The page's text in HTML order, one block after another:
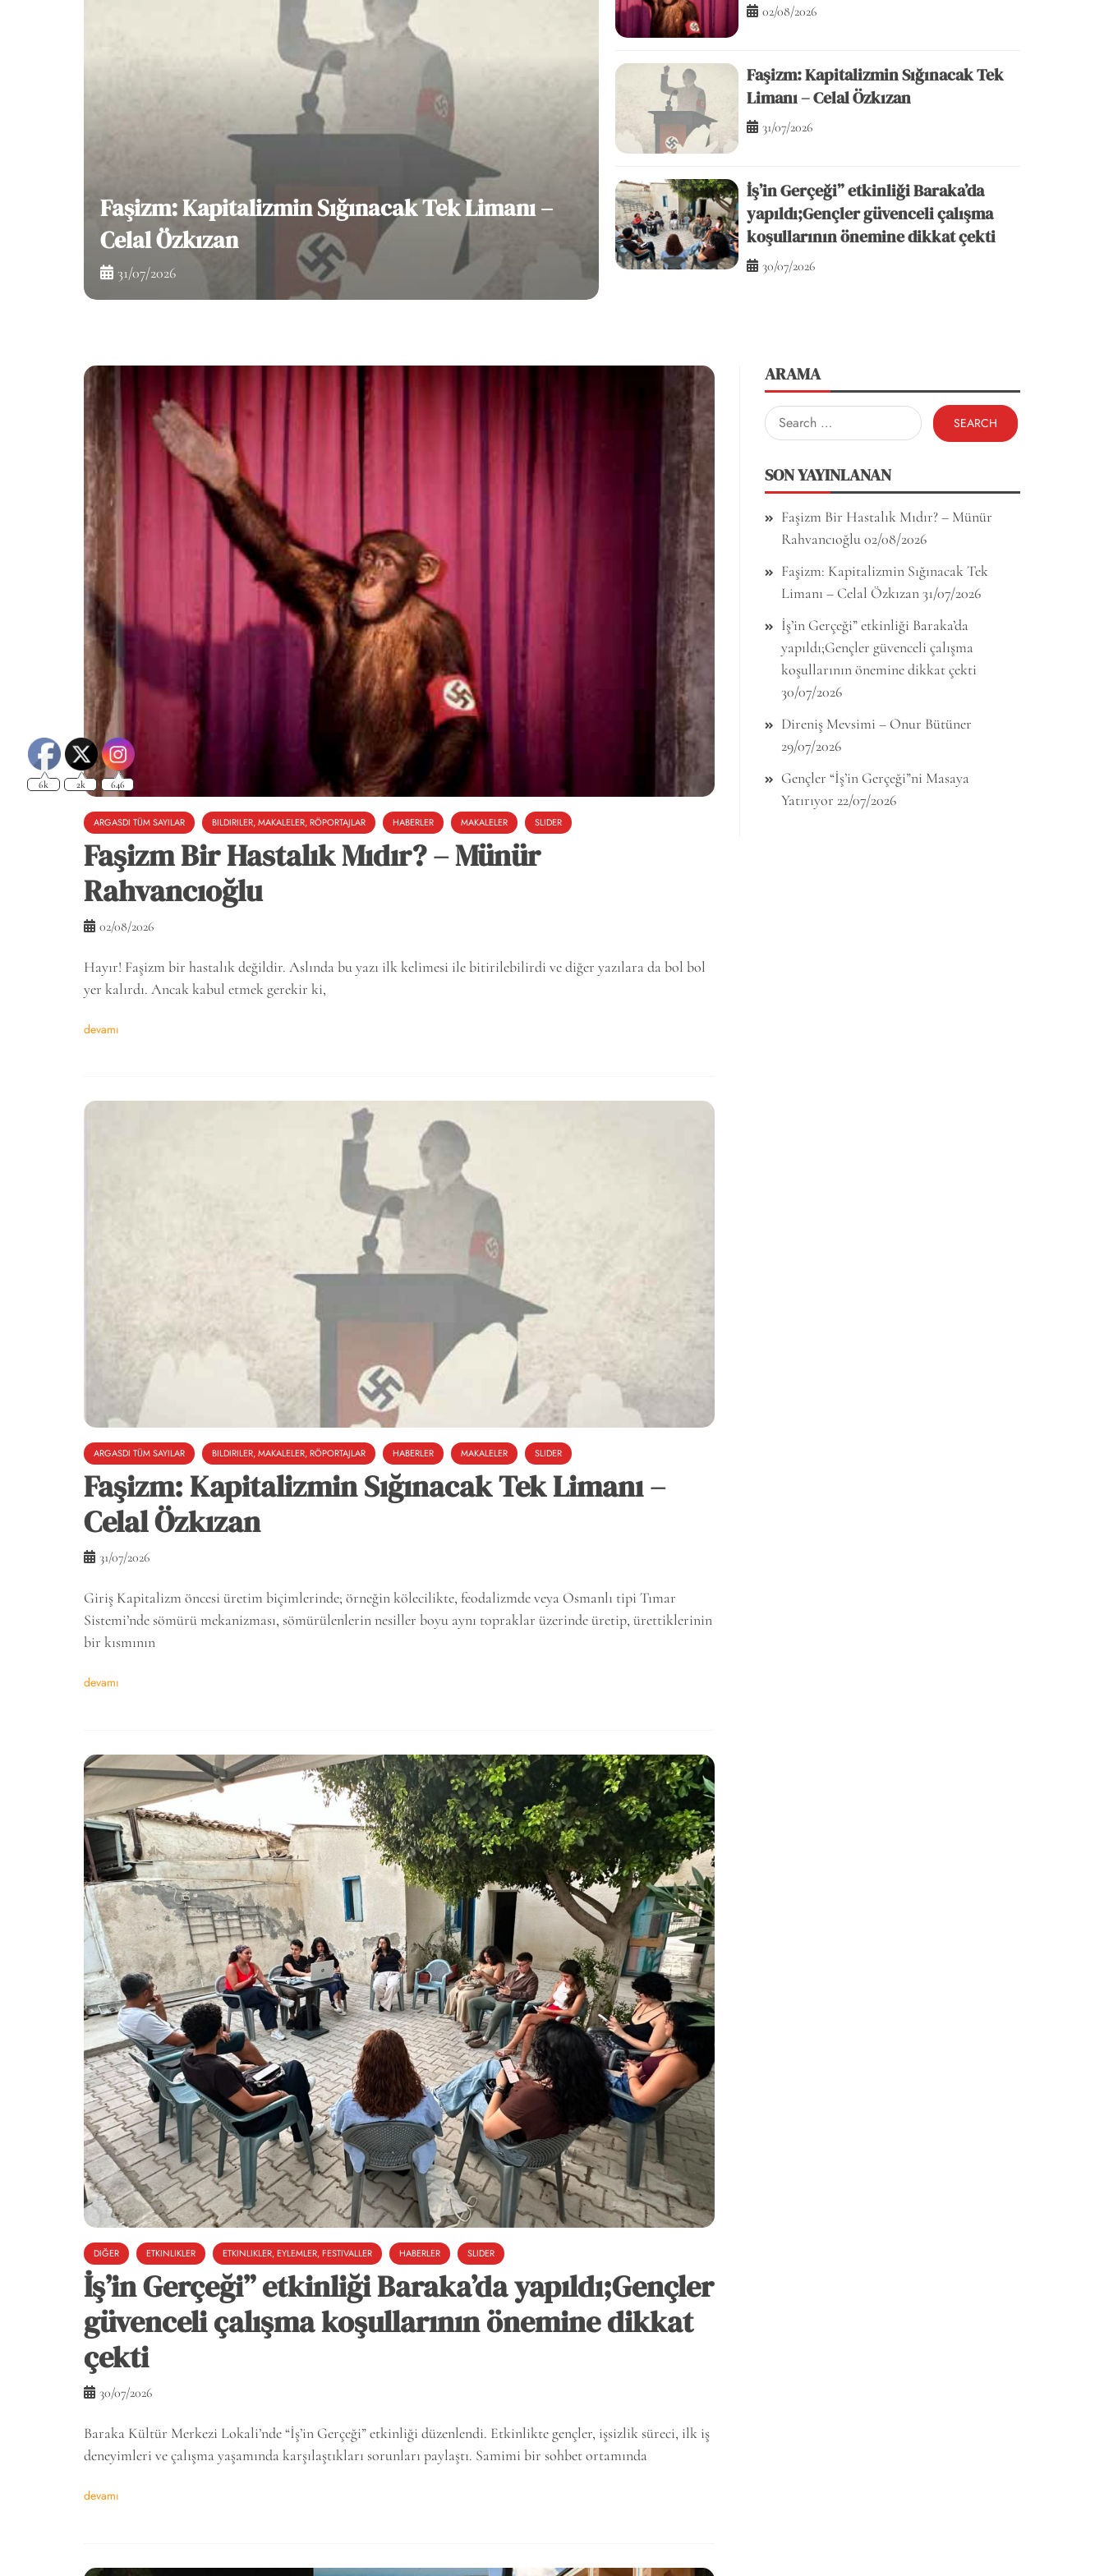
Tek Limanı –
İş’in Gerçeği” etkinliği Baraka’da
yapıldı;Gençler güvenceli çalışma koşullarının
önemine dikkat çekti
30/07/2026
Direniş Mevsimi – Onur
02/08/2026
Faşizm: Kapitalizmin Sığınacak Tek
Limanı – Celal Özkızan
31/07/2026
İş’in Gerçeği” etkinliği Baraka’da
yapıldı;Gençler güvenceli çalışma
koşullarının önemine dikkat çekti
30/07/2026
ARGASDI TÜM SAYILAR BILDIRILER, MAKALELER, RÖPORTAJLAR HABERLER MAKALELER SLIDER
Faşizm Bir Hastalık Mıdır? – Münür
Rahvancıoğlu
02/08/2026
Hayır! Faşizm bir hastalık değildir. Aslında bu yazı ilk kelimesi ile bitirilebilirdi ve diğer yazılara da bol bol
yer kalırdı. Ancak kabul etmek gerekir ki,
devamı
ARGASDI TÜM SAYILAR BILDIRILER, MAKALELER, RÖPORTAJLAR HABERLER MAKALELER SLIDER
Faşizm: Kapitalizmin Sığınacak Tek Limanı –
Celal Özkızan
31/07/2026
Giriş Kapitalizm öncesi üretim biçimlerinde; örneğin kölecilikte, feodalizmde veya Osmanlı tipi Tımar
Sistemi’nde sömürü mekanizması, sömürülenlerin nesiller boyu aynı topraklar üzerinde üretip, ürettiklerinin
bir kısmının
devamı
DIĞER ETKINLIKLER ETKINLIKLER, EYLEMLER, FESTIVALLER HABERLER SLIDER
İş’in Gerçeği” etkinliği Baraka’da yapıldı;Gençler
güvenceli çalışma koşullarının önemine dikkat
çekti
30/07/2026
Baraka Kültür Merkezi Lokali’nde “İş’in Gerçeği” etkinliği düzenlendi. Etkinlikte gençler, işsizlik süreci, ilk iş
deneyimleri ve çalışma yaşamında karşılaştıkları sorunları paylaştı. Samimi bir sohbet ortamında
devamı
ARAMA
Search
for:
SON YAYINLANAN
Faşizm Bir Hastalık Mıdır? – Münür
Rahvancıoğlu02/08/2026
Faşizm: Kapitalizmin Sığınacak Tek
Limanı – Celal Özkızan31/07/2026
İş’in Gerçeği” etkinliği Baraka’da
yapıldı;Gençler güvenceli çalışma
koşullarının önemine dikkat çekti
30/07/2026
Direniş Mevsimi – Onur Bütüner
29/07/2026
Gençler “İş’in Gerçeği”ni Masaya
Yatırıyor 22/07/2026
646